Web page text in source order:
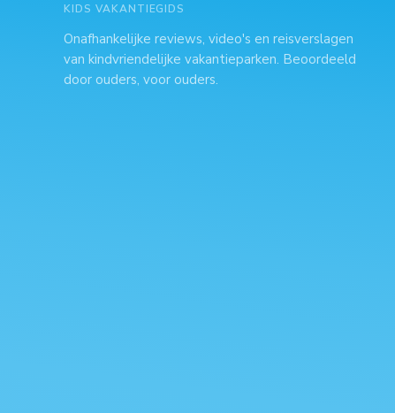
KIDS VAKANTIEGIDS
Onafhankelijke reviews, video's en reisverslagen
van kindvriendelijke vakantieparken. Beoordeeld
door ouders, voor ouders.